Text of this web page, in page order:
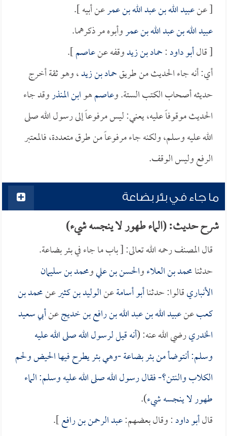
[ عنعبيد الله بن عبد الله بن عمرعن أبيه ].
عبيد الله بن عبد الله بن عمروأبوه مر ذكرهما.
[ قالأبو داود:حماد بن زيدوقفه عنعاصم].
أي: أنه جاء الحديث من طريقحماد بن زيد، وهو ثقة أخرج
حديثه أصحاب الكتب الستة. وعاصمهوابن المنذروقد جاء
الحديث موقوفاً عليه، يعني: ليس مرفوعاً إلى رسول الله صلى
الله عليه وسلم، ولكنه جاء مرفوعاً من طرق متعددة، فالمعتبر
الرفع وليس الوقف.
ما جاء في بئر بضاعة
شرح حديث: (الماء طهور لا ينجسه شيء)
قال المصنف رحمه الله تعالى: [ باب ما جاء في بئر بضاعة.
حدثنامحمد بن العلاءوالحسن بن عليومحمد بن سليمان
الأنباريقالوا: حدثناأبو أسامةعنالوليد بن كثيرعنمحمد بن
كعبعنعبيد الله بن عبد الله بن رافع بن خديجعنأبي سعيد
الخدريرضي الله عنه: (أنه قيل لرسول الله صلى الله عليه
وسلم: أنتوضأ من بئر بضاعة -وهي بئر يطرح فيها الحيض ولحم
الكلاب والنتن؟- فقال رسول الله صلى الله عليه وسلم: الماء
طهور لا ينجسه شيء).
قالأبو داود: وقال بعضهم:عبد الرحمن بن رافع].